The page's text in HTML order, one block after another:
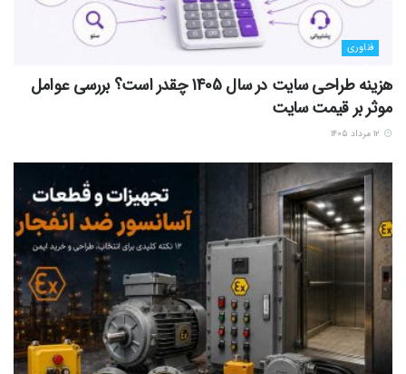
فناوری
هزینه طراحی سایت در سال 1405 چقدر است؟ بررسی عوامل
موثر بر قیمت سایت